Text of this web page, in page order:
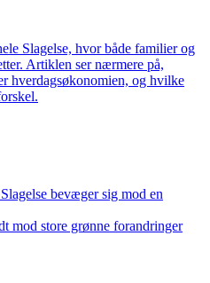
Slagelse, hvor både familier og
Artiklen ser nærmere på,
hverdagsøkonomien, og hvilke
bevæger sig mod en
mod store grønne forandringer